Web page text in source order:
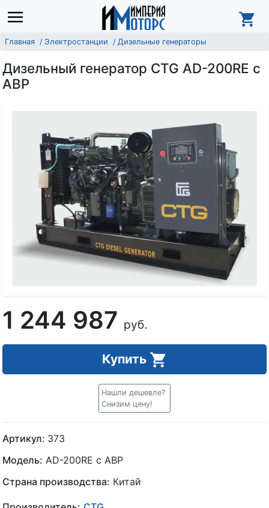
Главная Электростанции Дизельные генераторы
Дизельный генератор CTG AD-200RE с
АВР
1 244 987 руб.
Купить
Нашли дешевле?
Снизим цену!
Артикул: 373
Модель: AD-200RE с АВР
Страна производства: Китай